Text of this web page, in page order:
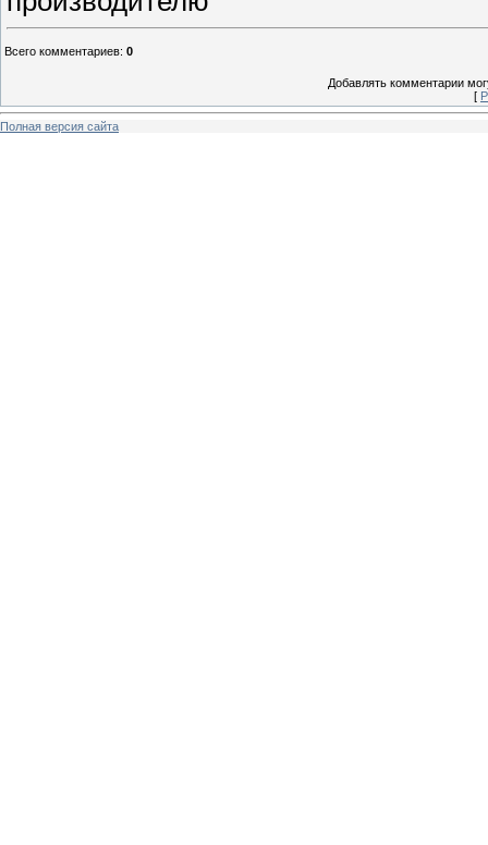
Всего комментариев: 0
Добавлять комментарии
[
Полная версия сайта